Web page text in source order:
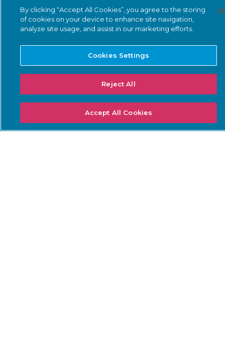
Asset Intelligence
Threat Intelligence
PSIRT
위협 탐지 및 대응
OT용 DoW ZT
By clicking “Accept All Cookies”, you agree to the storing
of cookies on your device to enhance site navigation,
analyze site usage, and assist in our marketing efforts.
Cookies Settings
Reject All
Accept All Cookies